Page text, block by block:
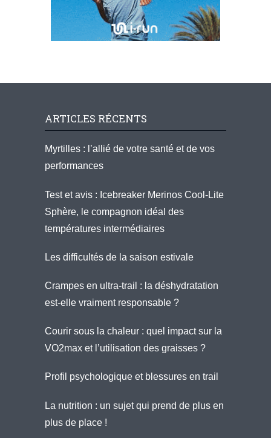
ARTICLES RÉCENTS
Myrtilles : l’allié de votre santé et de vos
performances
Test et avis : Icebreaker Merinos Cool-Lite
Sphère, le compagnon idéal des
températures intermédiaires
Les difficultés de la saison estivale
Crampes en ultra-trail : la déshydratation
est-elle vraiment responsable ?
Courir sous la chaleur : quel impact sur la
VO2max et l’utilisation des graisses ?
Profil psychologique et blessures en trail
La nutrition : un sujet qui prend de plus en
plus de place !